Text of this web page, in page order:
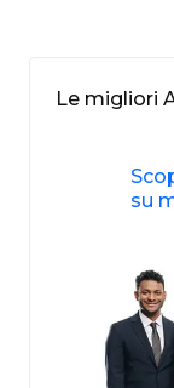
Le migliori
su